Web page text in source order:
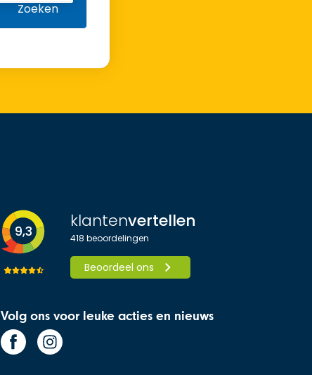
Zoeken
9,3 klantenvertellen
418 beoordelingen
Beoordeel ons
Volg ons voor leuke acties en nieuws